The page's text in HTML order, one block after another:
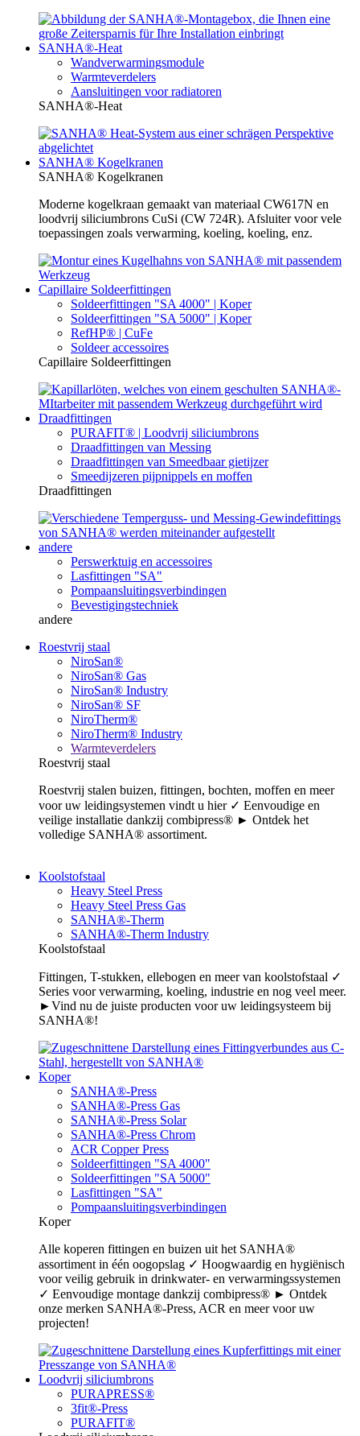
SANHA®-Heat
Wandverwarmingsmodule
Warmteverdelers
Aansluitingen voor radiatoren
SANHA®-Heat
SANHA® Kogelkranen
SANHA® Kogelkranen
Moderne kogelkraan gemaakt van materiaal CW617N en
loodvrij siliciumbrons CuSi (CW 724R). Afsluiter voor vele
toepassingen zoals verwarming, koeling, koeling, enz.
Capillaire Soldeerfittingen
Soldeerfittingen "SA 4000" | Koper
Soldeerfittingen "SA 5000" | Koper
RefHP® | CuFe
Soldeer accessoires
Capillaire Soldeerfittingen
Draadfittingen
PURAFIT® | Loodvrij siliciumbrons
Draadfittingen van Messing
Draadfittingen van Smeedbaar gietijzer
Smeedijzeren pijpnippels en moffen
Draadfittingen
andere
Perswerktuig en accessoires
Lasfittingen "SA"
Pompaansluitingsverbindingen
Bevestigingstechniek
andere
Roestvrij staal
NiroSan®
NiroSan® Gas
NiroSan® Industry
NiroSan® SF
NiroTherm®
NiroTherm® Industry
Warmteverdelers
Roestvrij staal
Roestvrij stalen buizen, fittingen, bochten, moffen en meer
voor uw leidingsystemen vindt u hier ✓ Eenvoudige en
veilige installatie dankzij combipress® ► Ontdek het
volledige SANHA® assortiment.
Koolstofstaal
Heavy Steel Press
Heavy Steel Press Gas
SANHA®-Therm
SANHA®-Therm Industry
Koolstofstaal
Fittingen, T-stukken, ellebogen en meer van koolstofstaal ✓
Series voor verwarming, koeling, industrie en nog veel meer.
►Vind nu de juiste producten voor uw leidingsysteem bij
SANHA®!
Koper
SANHA®-Press
SANHA®-Press Gas
SANHA®-Press Solar
SANHA®-Press Chrom
ACR Copper Press
Soldeerfittingen "SA 4000"
Soldeerfittingen "SA 5000"
Lasfittingen "SA"
Pompaansluitingsverbindingen
Koper
Alle koperen fittingen en buizen uit het SANHA®
assortiment in één oogopslag ✓ Hoogwaardig en hygiënisch
voor veilig gebruik in drinkwater- en verwarmingssystemen
✓ Eenvoudige montage dankzij combipress® ► Ontdek
onze merken SANHA®-Press, ACR en meer voor uw
projecten!
Loodvrij siliciumbrons
PURAPRESS®
3fit®-Press
PURAFIT®